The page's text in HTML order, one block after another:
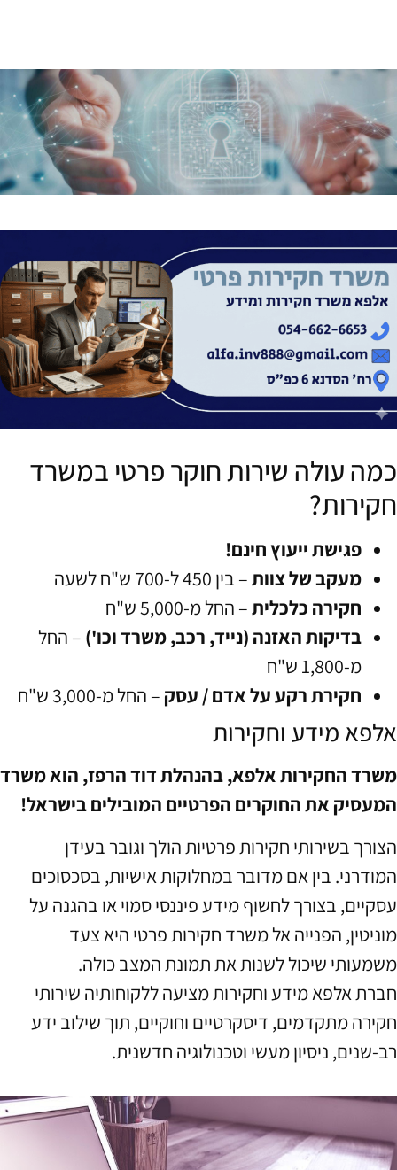
כמה עולה שירות חוקר פרטי במשרד
חקירות?
פגישת ייעוץ חינם!
מעקב של צוות– בין 450 ל-700 ש"ח לשעה
חקירה כלכלית– החל מ-5,000 ש"ח
בדיקות האזנה (נייד, רכב, משרד וכו') – החל
מ-1,800 ש"ח
חקירת רקע על אדם / עסק – החל מ-3,000 ש"ח
אלפא מידע וחקירות
משרד החקירות אלפא, בהנהלת דוד הרפז, הוא משרד
המעסיק את החוקרים הפרטיים המובילים בישראל!
הצורך בשירותי חקירות פרטיות הולך וגובר בעידן
המודרני. בין אם מדובר במחלוקות אישיות, בסכסוכים
עסקיים, בצורך לחשוף מידע פיננסי סמוי או בהגנה על
מוניטין, הפנייה אל משרד חקירות פרטי היא צעד
משמעותי שיכול לשנות את תמונת המצב כולה.
חברת אלפא מידע וחקירות מציעה ללקוחותיה שירותי
חקירה מתקדמים, דיסקרטיים וחוקיים, תוך שילוב ידע
רב-שנים, ניסיון מעשי וטכנולוגיה חדשנית.